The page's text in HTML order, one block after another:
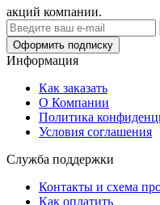
акций компании.
Оформить подписку
Информация
Как заказать
О Компании
Политика
Условия соглашения
Служба поддержки
Контакты и схема
Как оплатить